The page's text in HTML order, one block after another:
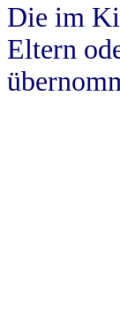
Die im
Eltern